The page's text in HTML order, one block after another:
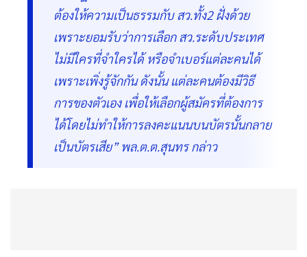
ปรากฏถึงกระบวนการเลือก สว.ที่ผ่านมา และ
ต้องให้ความเป็นธรรมกับ สว.ทั้ง2 ฝั่งด้วย
เพราะยอมรับว่าการเลือก สว.ระดับประเทศ
ไม่มีใครที่จำใครได้ หรือจำเบอร์แต่ละคนได้
เพราะเพิ่งรู้จักกัน ดังนั้น แต่ละคนต้องมีวิธี
การของตัวเอง เพื่อให้เลือกผู้สมัครที่ต้องการ
ได้โดยไม่ทำให้การลงคะแนนบนบัตรนั้นกลาย